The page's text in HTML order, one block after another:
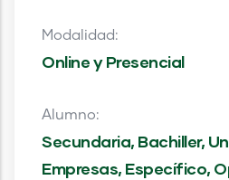
Modalidad:
Online y Presencial
Alumno:
Secundaria, Bachiller,
Empresas, Específico,